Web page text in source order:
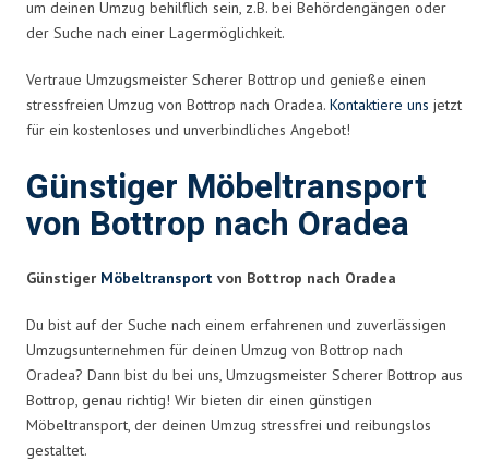
um deinen Umzug behilflich sein, z.B. bei Behördengängen oder
der Suche nach einer Lagermöglichkeit.
Vertraue Umzugsmeister Scherer Bottrop und genieße einen
stressfreien Umzug von Bottrop nach Oradea. Kontaktiere uns jetzt
für ein kostenloses und unverbindliches Angebot!
Günstiger Möbeltransport
von Bottrop nach Oradea
Günstiger Möbeltransport von Bottrop nach Oradea
Du bist auf der Suche nach einem erfahrenen und zuverlässigen
Umzugsunternehmen für deinen Umzug von Bottrop nach
Oradea? Dann bist du bei uns, Umzugsmeister Scherer Bottrop aus
Bottrop, genau richtig! Wir bieten dir einen günstigen
Möbeltransport, der deinen Umzug stressfrei und reibungslos
gestaltet.